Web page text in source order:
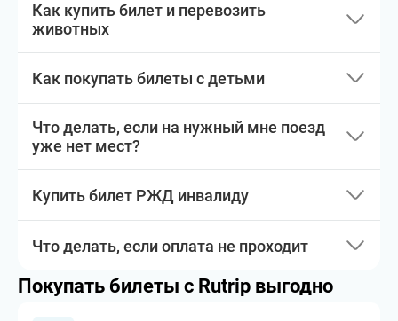
Как купить билет и перевозить
животных
Как покупать билеты с детьми
Что делать, если на нужный мне поезд
уже нет мест?
Купить билет РЖД инвалиду
Что делать, если оплата не проходит
Покупать билеты с Rutrip выгодно